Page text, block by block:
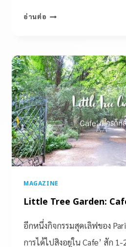
อ่านต่อ
MAGAZINE
Little Tree Garden:
อีกหนึ่งกิจกรรมสุดเลิฟของ
การได้ไปสิงอยู่ใน Cafe’ สัก 1-